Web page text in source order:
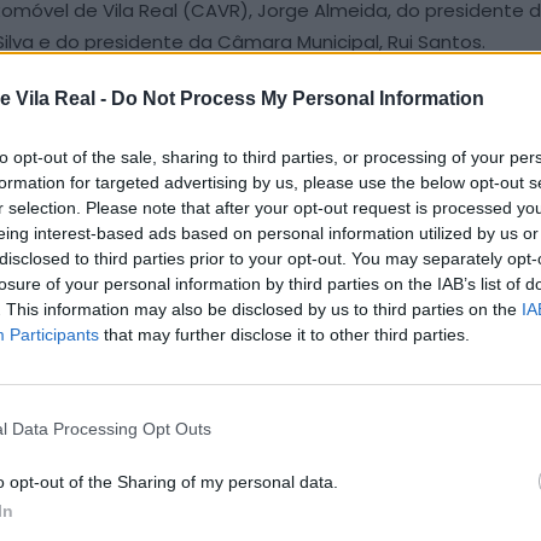
Vila Real - Do Not Process My Personal Information
opt-out of the sale, sharing to third parties, or processing of your
for targeted advertising by us, please use the below opt-out
selection. Please note that after your opt-out request is processed
interest-based ads based on personal information utilized by us
to third parties prior to your opt-out. You may separately
of your personal information by third parties on the IAB’s list of
This information may also be disclosed by us to third parties on the
Participants that may further disclose it to other third parties.
Data Processing Opt Outs
opt-out of the Sharing of my personal data.
de Vila Real (CAVR), Jorge Almeida, do
e do presidente da Câmara Municipal, Rui Santos.
acolher provas de resistência, depois de, em 1969, ter
70 ou o Porsche 908. Em 2023, a prova vila-realense,
formato dividido em duas corridas (uma no sábado e
imprensa, reconheceu que, por ser a primeira vez que
“são muitos”, a começar pelos abastecimentos,
pela primeira vez em Vila Real e recordou que
no Dubai, em 2006.
fantásticas, com muitos espetadores e carros muito
pista citadina. É uma coisa nova e quase tudo é
que desvendou o número de pilotos, estimado